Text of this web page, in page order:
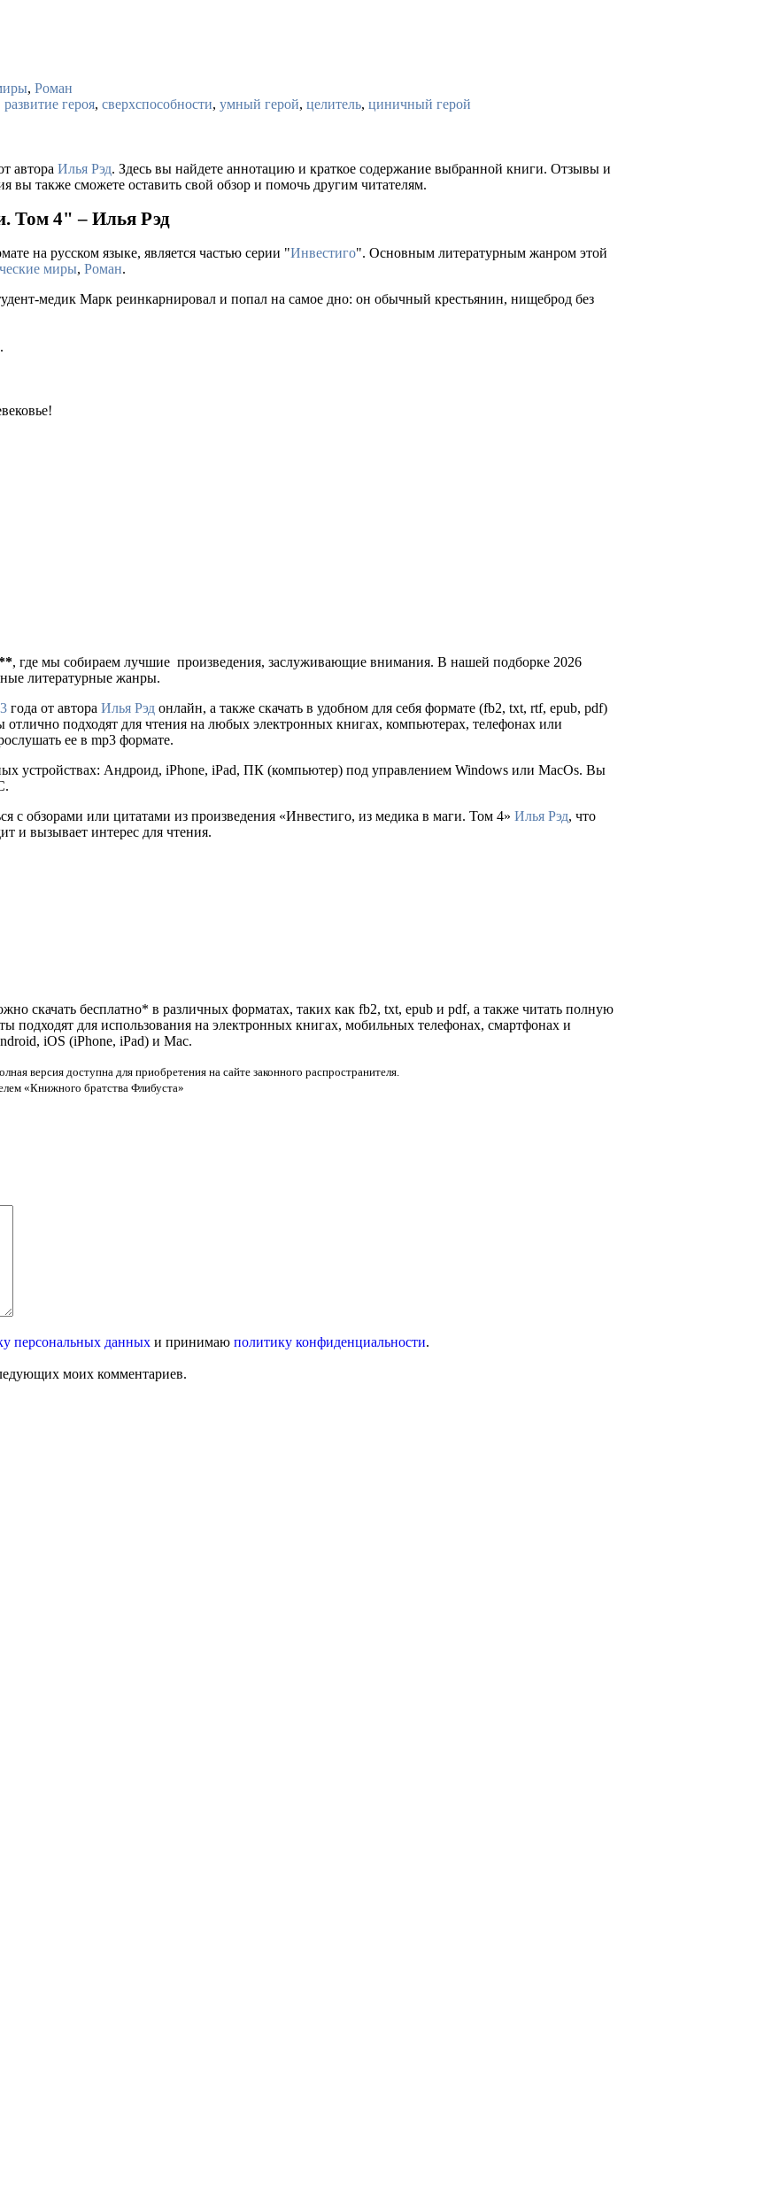
, Роман
развитие героя, сверхспособности, умный герой, целитель, циничный герой
автора Илья Рэд. Здесь вы найдете аннотацию и краткое содержание выбранной книги. Отзывы и
вы также сможете оставить свой обзор и помочь другим читателям.
Том 4" – Илья Рэд
на русском языке, является частью серии "Инвестиго". Основным литературным жанром этой
миры, Роман.
медик Марк реинкарнировал и попал на самое дно: он обычный крестьянин, нищеброд без
, где мы собираем лучшие произведения, заслуживающие внимания. В нашей подборке 2026
литературные жанры.
года от автора Илья Рэд онлайн, а также скачать в удобном для себя формате (fb2, txt, rtf, epub, pdf)
отлично подходят для чтения на любых электронных книгах, компьютерах, телефонах или
ее в mp3 формате.
устройствах: Андроид, iPhone, iPad, ПК (компьютер) под управлением Windows или MacOs. Вы
с обзорами или цитатами из произведения «Инвестиго, из медика в маги. Том 4» Илья Рэд, что
и вызывает интерес для чтения.
скачать бесплатно* в различных форматах, таких как fb2, txt, epub и pdf, а также читать полную
подходят для использования на электронных книгах, мобильных телефонах, смартфонах и
iOS (iPhone, iPad) и Mac.
версия доступна для приобретения на сайте законного распространителя.
«Книжного братства Флибуста»
персональных данных и принимаю политику конфиденциальности.
моих комментариев.